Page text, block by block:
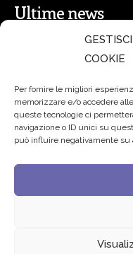
COOKIE
Per fornire le migliori
memorizzare e/o accedere
queste tecnologie ci
navigazione o ID unici su
può influire negativamente
Ultime news
secsolutionforum
Padre Benanti:
algoritmi del potere
Edvance – Digital